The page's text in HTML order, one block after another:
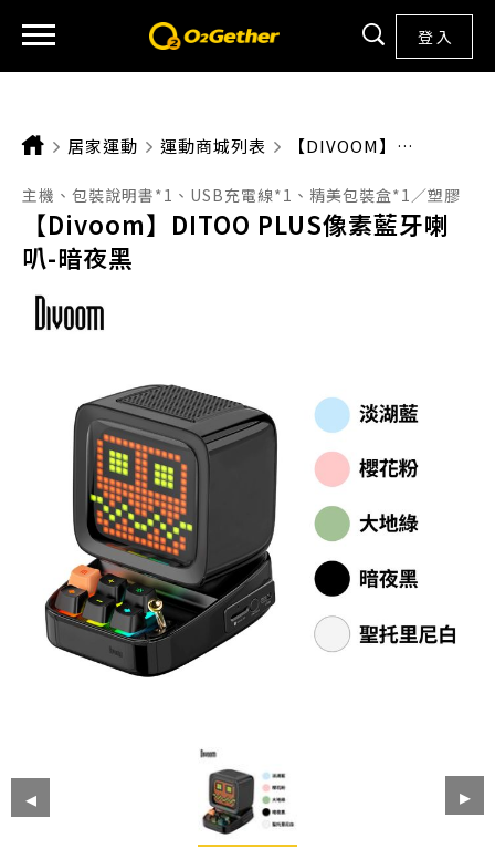
登 入
居家運動 運動商城列表 CURRENT: 【DIVOOM】DITOO PLUS像素藍牙喇叭-暗夜黑
主機、包裝說明書*1、USB充電線*1、精美包裝盒*1／塑膠
【Divoom】DITOO PLUS像素藍牙喇
叭-暗夜黑